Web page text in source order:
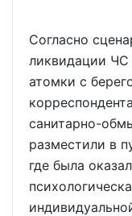
Согласно
ликвидации ЧС
атомки с
санитарно-
разместили в
где была